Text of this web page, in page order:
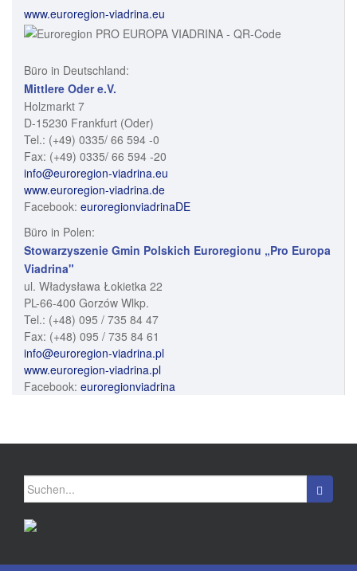
www.euroregion-viadrina.eu
Büro in Deutschland:
Mittlere Oder e.V.
Holzmarkt 7
D-15230 Frankfurt (Oder)
Tel.: (+49) 0335/ 66 594 -0
Fax: (+49) 0335/ 66 594 -20
info@euroregion-viadrina.eu
www.euroregion-viadrina.de
Facebook: euroregionviadrinaDE
Büro in Polen:
Stowarzyszenie Gmin Polskich Euroregionu „Pro Europa
Viadrina"
ul. Władysława Łokietka 22
PL-66-400 Gorzów Wlkp.
Tel.: (+48) 095 / 735 84 47
Fax: (+48) 095 / 735 84 61
info@euroregion-viadrina.pl
www.euroregion-viadrina.pl
Facebook: euroregionviadrina
Suchen nach: